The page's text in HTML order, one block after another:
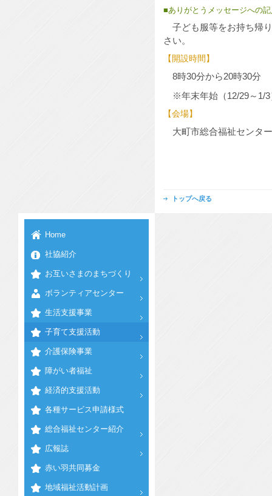
■ありがとうメッセージへの
子ども服等をお持ち帰
さい。
【開設時間】
8時30分から20時30分
※年末年始（12/29～1/3
【会場】
大町市総合福祉センタ
トップへ戻る
Home
社協紹介
お互いさまのまちづくり
ボランティアセンター
生活支援事業
子育て支援活動
介護保険事業
障がい者福祉
経済的支援活動
各種サービス申請様式
総合福祉センター紹介
広報誌
赤い羽共同募金
地域福祉活動計画